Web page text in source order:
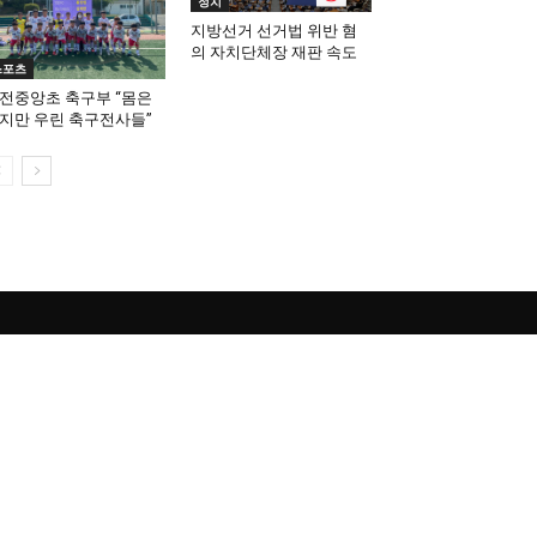
츠
중앙초 축구부 “몸은
만 우린 축구전사들”
지방선거 선거법 위반 혐
의 자치단체장 재판 속도